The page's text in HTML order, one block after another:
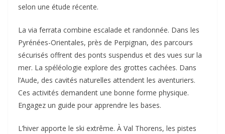
selon une étude récente.
La via ferrata combine escalade et randonnée. Dans les
Pyrénées-Orientales, près de Perpignan, des parcours
sécurisés offrent des ponts suspendus et des vues sur la
mer. La spéléologie explore des grottes cachées. Dans
l’Aude, des cavités naturelles attendent les aventuriers.
Ces activités demandent une bonne forme physique.
Engagez un guide pour apprendre les bases.
L’hiver apporte le ski extrême. À Val Thorens, les pistes